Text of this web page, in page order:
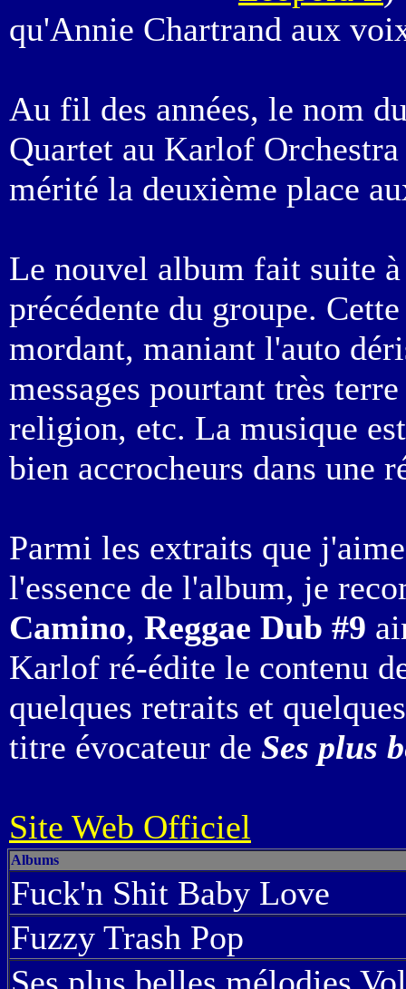
qu'Annie Chartrand aux
Au fil des années, le nom
Quartet au Karlof
mérité la deuxième place
Le nouvel album fait suite
précédente du groupe.
mordant, maniant l'auto
messages pourtant très
religion, etc. La musique
bien accrocheurs dans une
Parmi les extraits que
l'essence de l'album, je
Camino, Reggae Dub #9
Karlof ré-édite le contenu
quelques retraits et
titre évocateur de Ses plus
Site Web Officiel
Albums
Fuck'n Shit Baby Love
Fuzzy Trash Pop